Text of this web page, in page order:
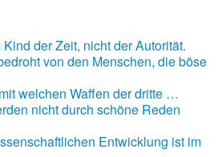
der Zeit, nicht der Autorität.
von den Menschen, die böse
welchen Waffen der dritte …
nicht durch schöne Reden
Entwicklung ist im